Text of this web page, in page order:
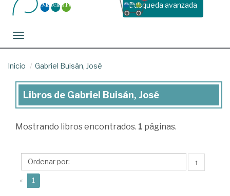
Busqueda avanzada
Toggle navigation
Inicio Gabriel Buisán, José
Libros
Gabriel
José
Libros de Gabriel Buisán, José
Mostrando libros encontrados. 1 páginas.
↑
« 1